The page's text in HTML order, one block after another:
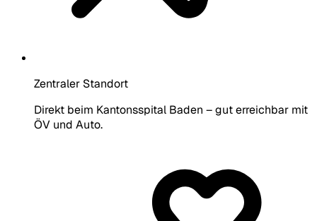
Zentraler Standort
Direkt beim Kantonsspital Baden – gut erreichbar mit
ÖV und Auto.